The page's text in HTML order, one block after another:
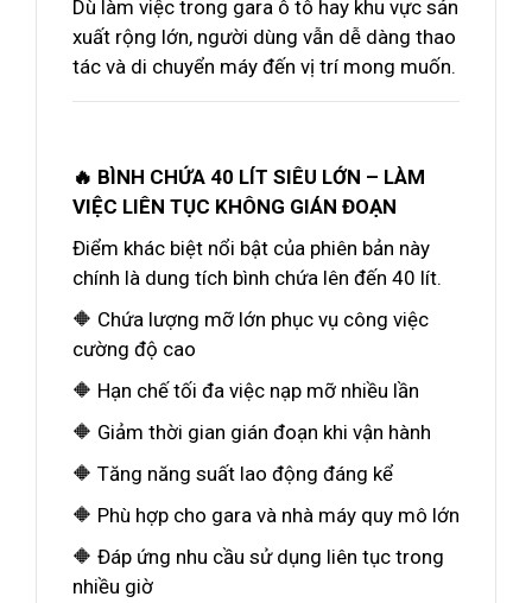
Dù làm việc trong gara ô tô hay khu vực sản
xuất rộng lớn, người dùng vẫn dễ dàng thao
tác và di chuyển máy đến vị trí mong muốn.
🔥 BÌNH CHỨA 40 LÍT SIÊU LỚN – LÀM
VIỆC LIÊN TỤC KHÔNG GIÁN ĐOẠN
Điểm khác biệt nổi bật của phiên bản này
chính là dung tích bình chứa lên đến 40 lít.
🔶 Chứa lượng mỡ lớn phục vụ công việc
cường độ cao
🔶 Hạn chế tối đa việc nạp mỡ nhiều lần
🔶 Giảm thời gian gián đoạn khi vận hành
🔶 Tăng năng suất lao động đáng kể
🔶 Phù hợp cho gara và nhà máy quy mô lớn
🔶 Đáp ứng nhu cầu sử dụng liên tục trong
nhiều giờ